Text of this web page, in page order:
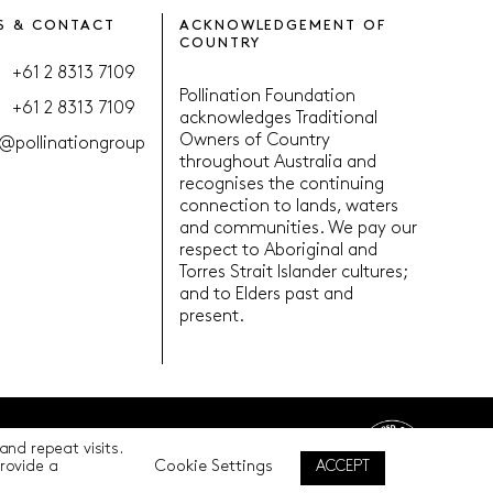
& CONTACT
+61 2 8313 7109
+61 2 8313 7109
ACKNOWLEDGEMENT OF
COUNTRY
Pollination Foundation
acknowledges Traditional
Owners of Country
throughout Australia and
recognises the continuing
connection to lands, waters
and communities. We pay our
respect to Aboriginal and
Torres Strait Islander cultures;
and to Elders past and
present.
Back to top
repeat visits.
a
Cookie Settings ACCEPT